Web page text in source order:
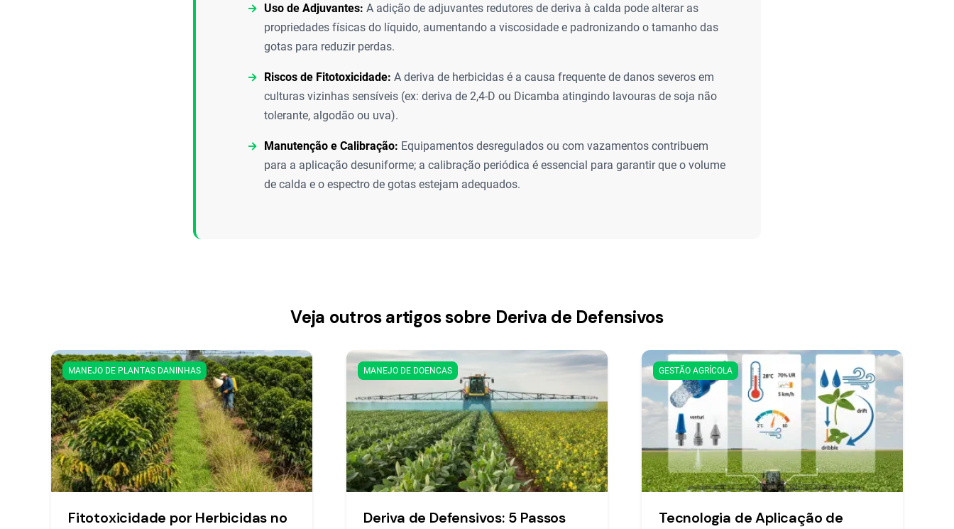
Uso de Adjuvantes: A adição de adjuvantes redutores de deriva à calda pode alterar as
propriedades físicas do líquido, aumentando a viscosidade e padronizando o tamanho das
gotas para reduzir perdas.
Riscos de Fitotoxicidade: A deriva de herbicidas é a causa frequente de danos severos em
culturas vizinhas sensíveis (ex: deriva de 2,4-D ou Dicamba atingindo lavouras de soja não
tolerante, algodão ou uva).
Manutenção e Calibração: Equipamentos desregulados ou com vazamentos contribuem
para a aplicação desuniforme; a calibração periódica é essencial para garantir que o volume
de calda e o espectro de gotas estejam adequados.
Veja outros artigos sobre Deriva de Defensivos
MANEJO DE PLANTAS DANINHAS
Fitotoxicidade por Herbicidas no
MANEJO DE DOENCAS
Deriva de Defensivos: 5 Passos
GESTÃO AGRÍCOLA
Tecnologia de Aplicação de